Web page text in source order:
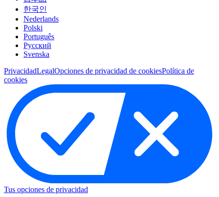
한국인
Nederlands
Polski
Português
Pусский
Svenska
PrivacidadLegalOpciones de privacidad de cookiesPolítica de
cookies
Tus opciones de privacidad